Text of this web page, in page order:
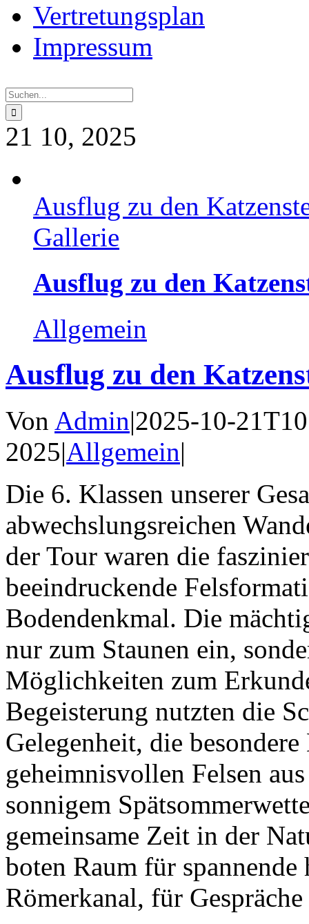
Vertretungsplan
Impressum
nach:
21 10, 2025
Ausflug zu den
Gallerie
Ausflug zu den
Allgemein
Ausflug zu den
Von Admin|2025-10-
2025|Allgemein|
Die 6. Klassen unserer
abwechslungsreichen
der Tour waren die
beeindruckende
Bodendenkmal. Die
nur zum Staunen ein,
Möglichkeiten zum
Begeisterung nutzten die
Gelegenheit, die
geheimnisvollen Felsen
sonnigem
gemeinsame Zeit in der
boten Raum für
Römerkanal, für